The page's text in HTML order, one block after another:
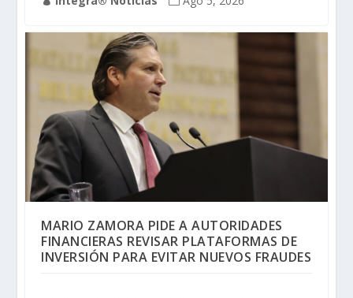
MARIO ZAMORA PIDE A AUTORIDADES
FINANCIERAS REVISAR PLATAFORMAS DE
INVERSIÓN PARA EVITAR NUEVOS FRAUDES